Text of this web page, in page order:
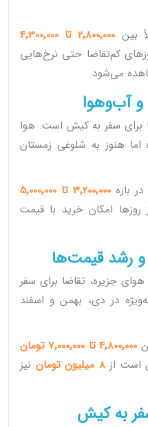
بین
2٬800٬000 تا 4٬300٬000
کم‌تقاضا حتی نرخ‌هایی
می‌شود.
و آب‌وهوا
برای سفر به کیش است. هوا
هنوز به شلوغی زمستان
بازه
3٬200٬000 تا 5٬000٬000
روزها امکان خرید با قیمت
و رشد قیمت‌ها
جزیره، تقاضا برای سفر
در دی، بهمن و اسفند
4٬800٬000 تا 7٬000٬000 تومان
است از8 میلیون تومان
نیز
به کیش